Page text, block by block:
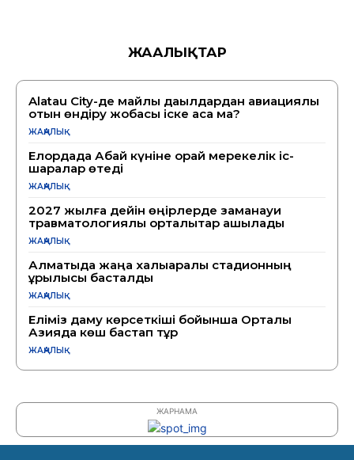
ЖАҢАЛЫҚТАР
Alatau City-де майлы дақылдардан авиациялық
отын өндіру жобасы іске аса ма?
ЖАҢАЛЫҚ
Елордада Абай күніне орай мерекелік іс-
шаралар өтеді
ЖАҢАЛЫҚ
2027 жылға дейін өңірлерде заманауи
травматологиялық орталықтар ашылады
ЖАҢАЛЫҚ
Алматыда жаңа халықаралық стадионның
құрылысы басталды
ЖАҢАЛЫҚ
Еліміз даму көрсеткіші бойынша Орталық
Азияда көш бастап тұр
ЖАҢАЛЫҚ
ЖАРНАМА